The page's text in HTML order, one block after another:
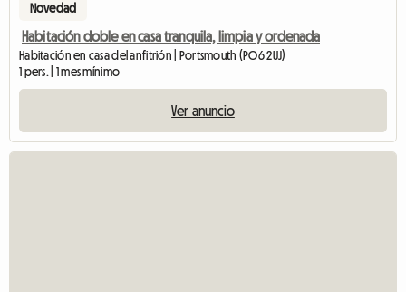
Novedad
Habitación doble en casa tranquila, limpia y ordenada
Habitación en casa del anfitrión | Portsmouth (PO6 2UJ)
1 pers. | 1 mes mínimo
Ver anuncio